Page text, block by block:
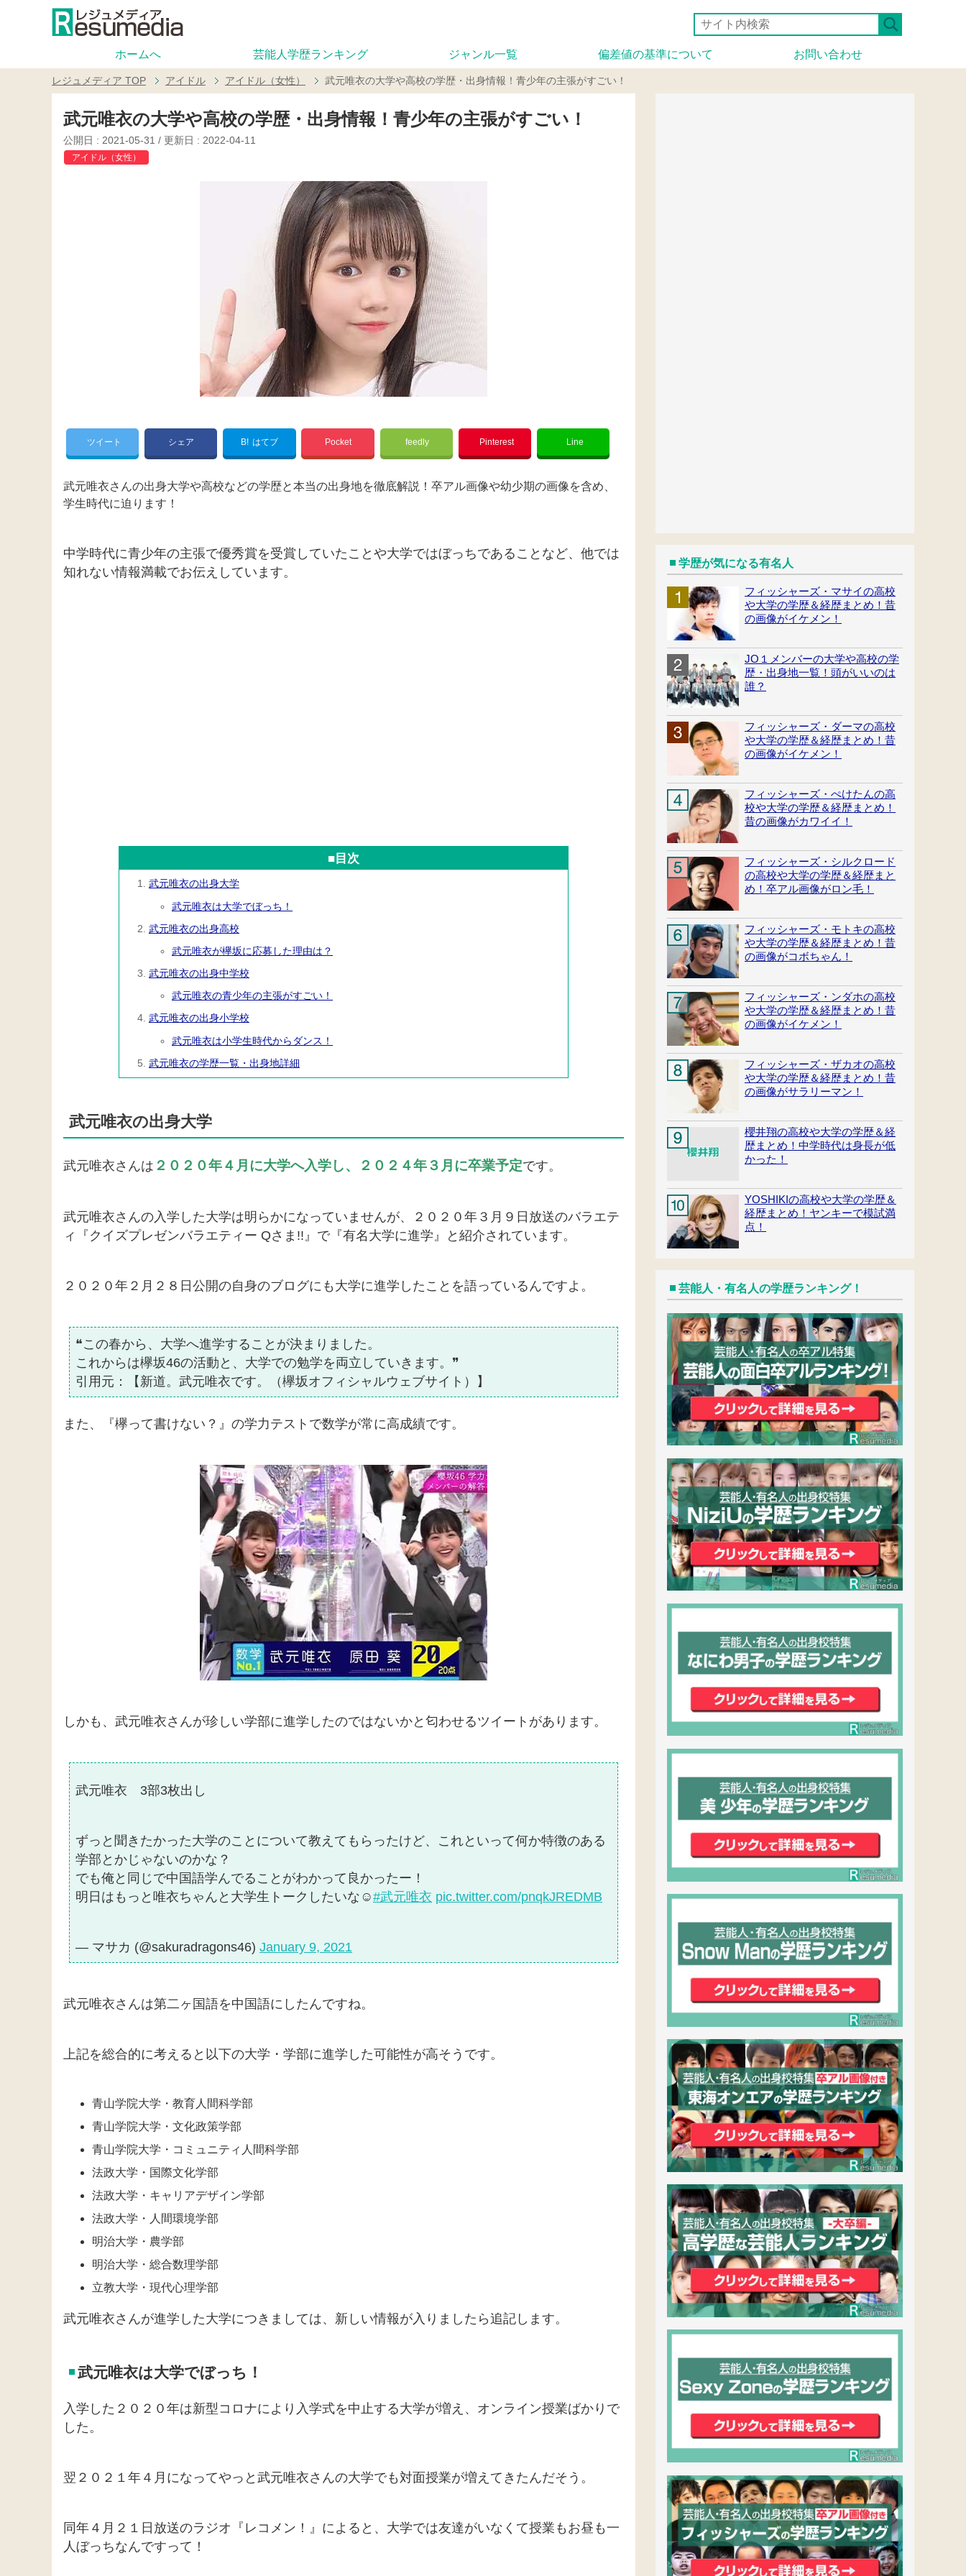
ホームへ 芸能人学歴ランキング ジャンル一覧 偏差値の基準について お問い合わせ
レジュメディア TOP アイドル アイドル（女性） 武元唯衣の大学や高校の学歴・出身情報！青少年の主張がすごい！
武元唯衣の大学や高校の学歴・出身情報！青少年の主張がすごい！
公開日 : 2021-05-31 / 更新日 : 2022-04-11
アイドル（女性）
ツイート シェア B! はてブ Pocket feedly Pinterest Line
武元唯衣さんの出身大学や高校などの学歴と本当の出身地を徹底解説！卒アル画像や幼少期の画像を含め、
学生時代に迫ります！
中学時代に青少年の主張で優秀賞を受賞していたことや大学ではぼっちであることなど、他では
知れない情報満載でお伝えしています。
■目次
武元唯衣の出身大学
武元唯衣は大学でぼっち！
武元唯衣の出身高校
武元唯衣が欅坂に応募した理由は？
武元唯衣の出身中学校
武元唯衣の青少年の主張がすごい！
武元唯衣の出身小学校
武元唯衣は小学生時代からダンス！
武元唯衣の学歴一覧・出身地詳細
武元唯衣の出身大学
武元唯衣さんは ２０２０年４月に大学へ入学し、２０２４年３月に卒業予定です。
武元唯衣さんの入学した大学は明らかになっていませんが、２０２０年３月９日放送のバラエテ
ィ『クイズプレゼンバラエティー Qさま!!』で『有名大学に進学』と紹介されています。
２０２０年２月２８日公開の自身のブログにも大学に進学したことを語っているんですよ。
❝この春から、大学へ進学することが決まりました。
これからは欅坂46の活動と、大学での勉学を両立していきます。❞
引用元：【新道。武元唯衣です。（欅坂オフィシャルウェブサイト）】
また、『欅って書けない？』の学力テストで数学が常に高成績です。
しかも、武元唯衣さんが珍しい学部に進学したのではないかと匂わせるツイートがあります。
武元唯衣 3部3枚出し
ずっと聞きたかった大学のことについて教えてもらったけど、これといって何か特徴のある
学部とかじゃないのかな？
でも俺と同じで中国語学んでることがわかって良かったー！
明日はもっと唯衣ちゃんと大学生トークしたいな☺️#武元唯衣 pic.twitter.com/pnqkJREDMB
— マサカ (@sakuradragons46) January 9, 2021
武元唯衣さんは第二ヶ国語を中国語にしたんですね。
上記を総合的に考えると以下の大学・学部に進学した可能性が高そうです。
青山学院大学・教育人間科学部
青山学院大学・文化政策学部
青山学院大学・コミュニティ人間科学部
法政大学・国際文化学部
法政大学・キャリアデザイン学部
法政大学・人間環境学部
明治大学・農学部
明治大学・総合数理学部
立教大学・現代心理学部
武元唯衣さんが進学した大学につきましては、新しい情報が入りましたら追記します。
武元唯衣は大学でぼっち！
入学した２０２０年は新型コロナにより入学式を中止する大学が増え、オンライン授業ばかりで
した。
翌２０２１年４月になってやっと武元唯衣さんの大学でも対面授業が増えてきたんだそう。
同年４月２１日放送のラジオ『レコメン！』によると、大学では友達がいなくて授業もお昼も一
人ぼっちなんですって！
学歴が気になる有名人
フィッシャーズ・マサイの高校
や大学の学歴＆経歴まとめ！昔
の画像がイケメン！
JO１メンバーの大学や高校の学
歴・出身地一覧！頭がいいのは
誰？
フィッシャーズ・ダーマの高校
や大学の学歴＆経歴まとめ！昔
の画像がイケメン！
フィッシャーズ・ぺけたんの高
校や大学の学歴＆経歴まとめ！
昔の画像がカワイイ！
フィッシャーズ・シルクロード
の高校や大学の学歴＆経歴まと
め！卒アル画像がロン毛！
フィッシャーズ・モトキの高校
や大学の学歴＆経歴まとめ！昔
の画像がコボちゃん！
フィッシャーズ・ンダホの高校
や大学の学歴＆経歴まとめ！昔
の画像がイケメン！
フィッシャーズ・ザカオの高校
や大学の学歴＆経歴まとめ！昔
の画像がサラリーマン！
櫻井翔の高校や大学の学歴＆経
歴まとめ！中学時代は身長が低
かった！
YOSHIKIの高校や大学の学歴＆
経歴まとめ！ヤンキーで模試満
点！
芸能人・有名人の学歴ランキング！